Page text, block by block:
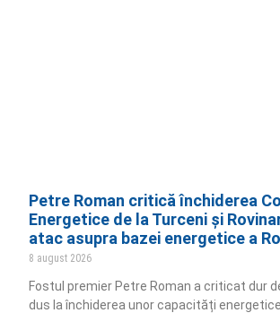
Petre Roman critică închiderea
Energetice de la Turceni și
atac asupra bazei energetice a
8 august 2026
Fostul premier Petre Roman a criticat dur
dus la închiderea unor capacități